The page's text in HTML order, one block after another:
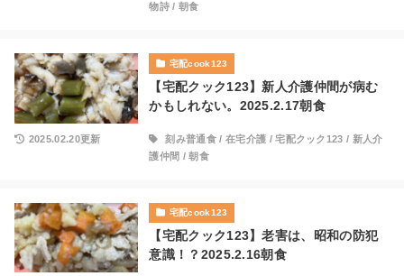
物詩/ 朝食
宅配cook123
【宅配クック123】新人介護仲間が病む
かもしれない。2025.2.17朝食
2025.02.20更新 刻み普通食/ 在宅介護 /宅配クック123 / 新人介
護仲間 /朝食
宅配cook123
【宅配クック123】老害は、昭和の防犯
意識！？2025.2.16朝食